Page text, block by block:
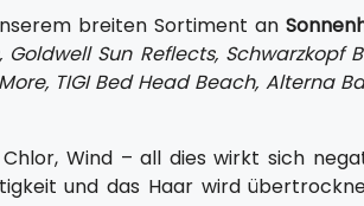
breiten Sortiment an
Goldwell Sun Reflects, Schwarzkopf
TIGI Bed Head Beach, Alterna
Chlor, Wind – all dies wirkt sich
und das Haar wird